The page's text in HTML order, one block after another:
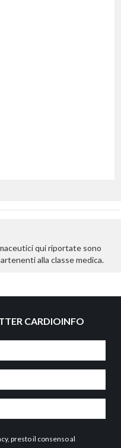
qui riportate sono
alla classe medica.
CARDIOINFO
, presto il consenso al